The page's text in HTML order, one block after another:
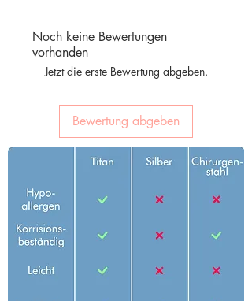
Noch keine Bewertungen
vorhanden
Jetzt die erste Bewertung abgeben.
Bewertung abgeben